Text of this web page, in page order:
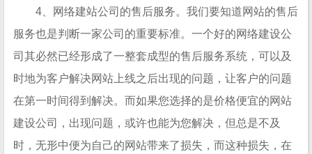
4、网络建站公司的售后服务。我们要知道网站的售后
服务也是判断一家公司的重要标准。一个好的网络建设公
司其必然已经形成了一整套成型的售后服务系统，可以及
时地为客户解决网站上线之后出现的问题，让客户的问题
在第一时间得到解决。而如果您选择的是价格便宜的网站
建设公司，出现问题，或许也能为您解决，但总是不及
时，无形中便为自己的网站带来了损失，而这种损失，在